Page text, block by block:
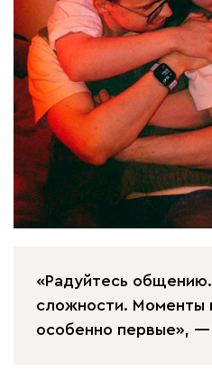
«Радуйтесь
сложности. Моменты
особенно первые»,